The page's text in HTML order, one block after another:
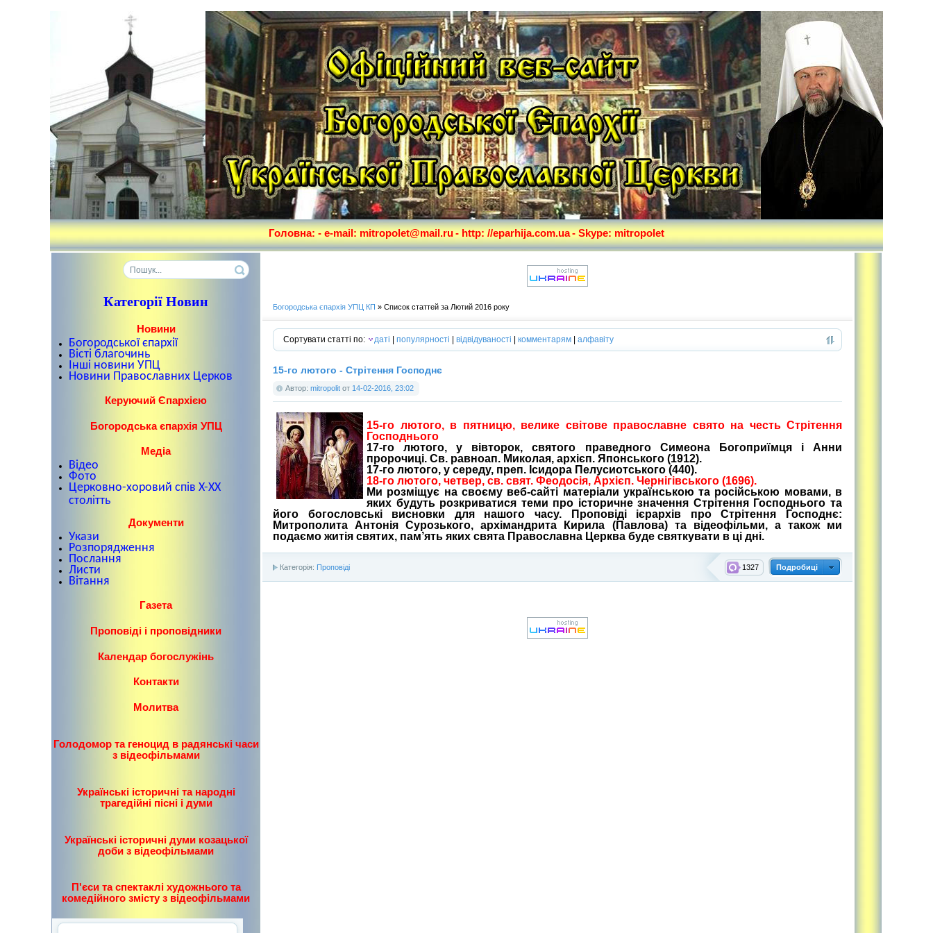
Головна: - e-mail: mitropolet@mail.ru- http: //eparhija.com.ua- Skype: mitropolet
Категорії Новин
Новини
Богородської єпархії
Вісті благочинь
Інші новини УПЦ
Новини Православних Церков
Керуючий Єпархією
Богородська єпархія УПЦ
Медіа
Відео
Фото
Церковно-хоровий спів X-XX
столітть
Документи
Укази
Розпорядження
Послання
Листи
Вітання
Газета
Проповіді і проповідники
Календар богослужінь
Контакти
Молитва
Голодомор та геноцид в радянські часи
з відеофільмами
Українські історичні та народні
трагедійні пісні і думи
Українські історичні думи козацької
доби з відеофільмами
П'єси та спектаклі художнього та
комедійного змісту з відеофільмами
Богородська єпархія УПЦ КП » Список статтей за Лютий 2016 року
Сортувати статті по: даті | популярності | відвідуваності | комментарям | алфавіту
15-го лютого - Стрітення Господнє
Автор: mitropolit от 14-02-2016, 23:02
15-го лютого, в пятницю, велике світове православне свято на честь Стрітення
Господнього
17-го лютого, у вівторок, святого праведного Симеона Богоприїмця і Анни
пророчиці. Св. равноап. Миколая, архієп. Японського (1912).
17-го лютого, у середу, преп. Ісидора Пелусиотського (440).
18-го лютого, четвер, св. свят. Феодосія, Архієп. Чернігівського (1696).
Ми розміщує на своєму веб-сайті матеріали українською та російською мовами, в
яких будуть розкриватися теми про історичне значення Стрітення Господнього та
його богословські висновки для нашого часу. Проповіді ієрархів про Стрітення Господнє:
Митрополита Антонія Сурозького, архімандрита Кирила (Павлова) та відеофільми, а також ми
подаємо житія святих, пам’ять яких свята Православна Церква буде святкувати в ці дні.
Подробиці
1327
Категорія: Проповіді